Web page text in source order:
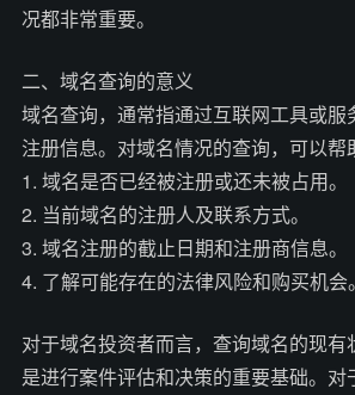
况都非常重要。
二、域名查询的意义
域名查询，通常指通过互联网工具或服
注册信息。对域名情况的查询，可以帮
1. 域名是否已经被注册或还未被占用。
2. 当前域名的注册人及联系方式。
3. 域名注册的截止日期和注册商信息。
4. 了解可能存在的法律风险和购买机会。
对于域名投资者而言，查询域名的现有
是进行案件评估和决策的重要基础。对